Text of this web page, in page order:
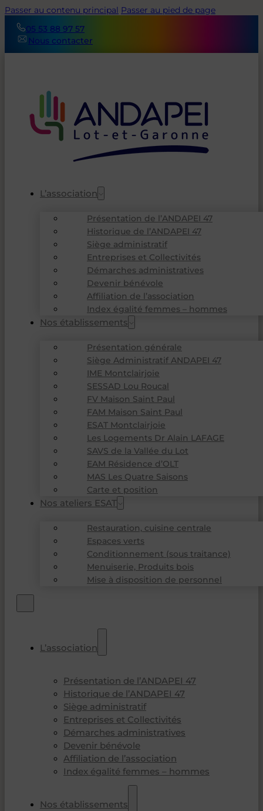
Passer au contenu principal Passer au pied de page
05 53 88 97 57
Nous contacter
L’association
Présentation de l’ANDAPEI 47
Historique de l’ANDAPEI 47
Siège administratif
Entreprises et Collectivités
Démarches administratives
Devenir bénévole
Affiliation de l’association
Index égalité femmes – hommes
Nos établissements
Présentation générale
Siège Administratif ANDAPEI 47
IME Montclairjoie
SESSAD Lou Roucal
FV Maison Saint Paul
FAM Maison Saint Paul
ESAT Montclairjoie
Les Logements Dr Alain LAFAGE
SAVS de la Vallée du Lot
EAM Résidence d’OLT
MAS Les Quatre Saisons
Carte et position
Nos ateliers ESAT
Restauration, cuisine centrale
Espaces verts
Conditionnement (sous traitance)
Menuiserie, Produits bois
Mise à disposition de personnel
L’association
Présentation de l’ANDAPEI 47
Historique de l’ANDAPEI 47
Siège administratif
Entreprises et Collectivités
Démarches administratives
Devenir bénévole
Affiliation de l’association
Index égalité femmes – hommes
Nos établissements